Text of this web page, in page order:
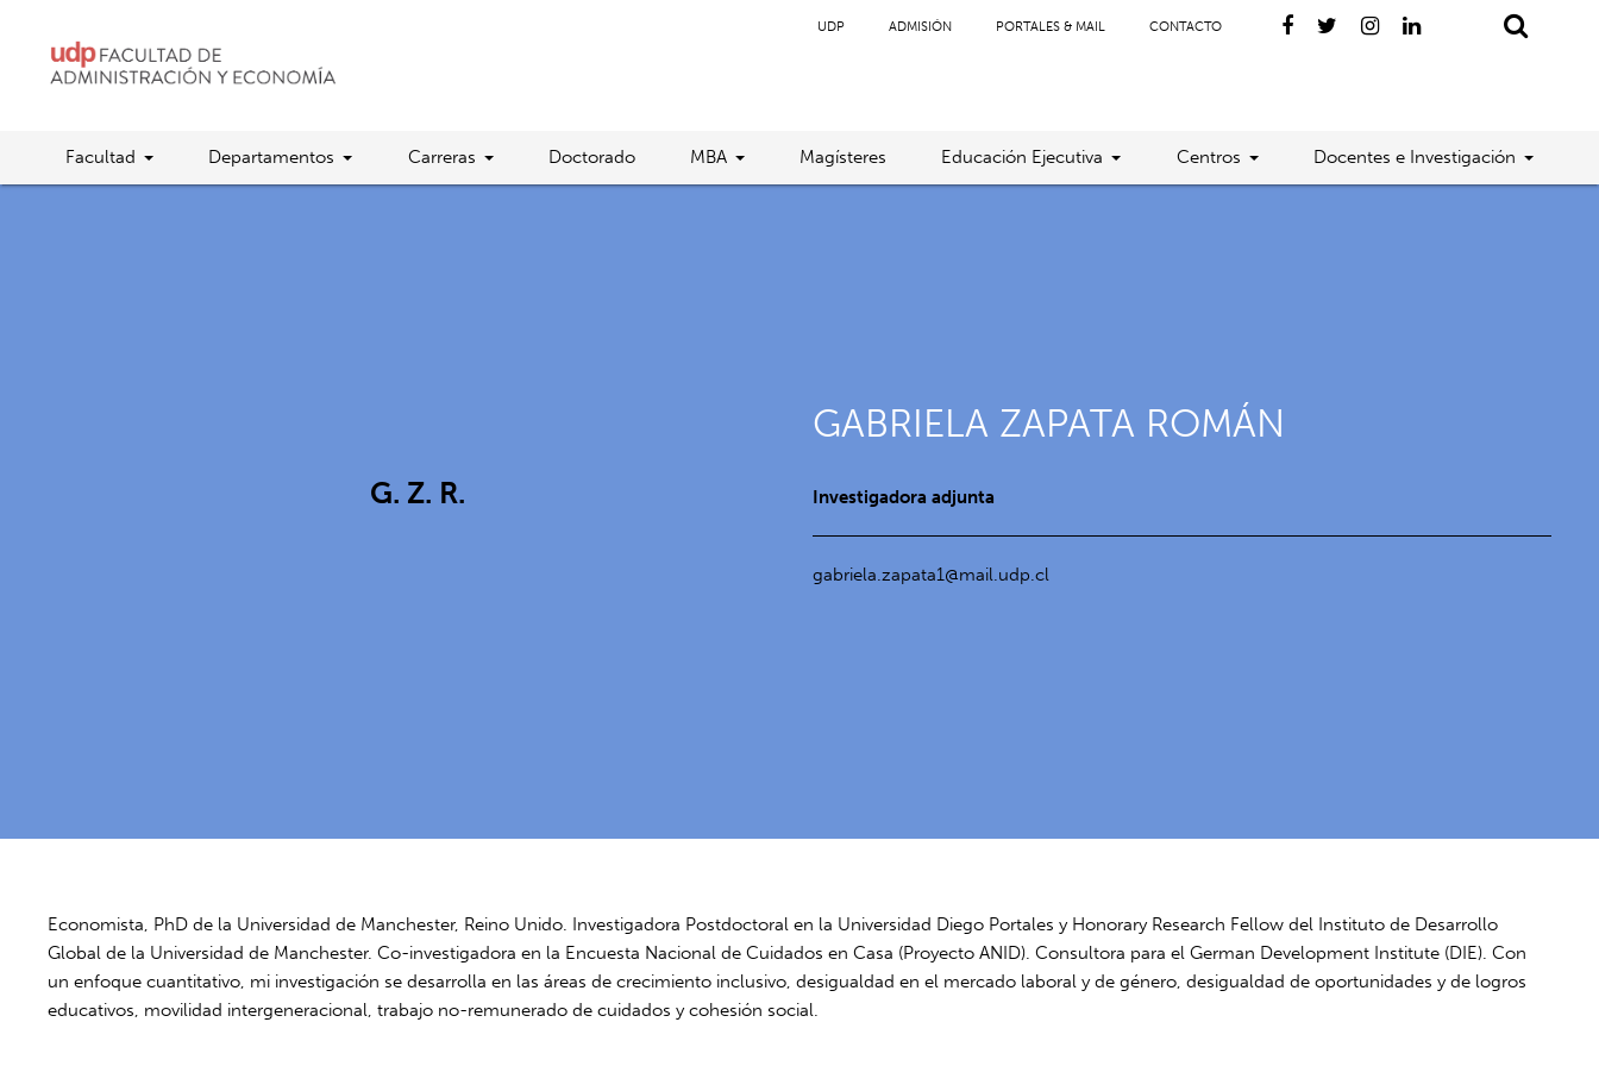
UDP ADMISIÓN PORTALES & MAIL CONTACTO
Facultad Departamentos Carreras Doctorado MBA Magísteres Educación Ejecutiva Centros Docentes e Investigación
G. Z. R.
GABRIELA ZAPATA ROMÁN
Investigadora adjunta
gabriela.zapata1@mail.udp.cl
Economista, PhD de la Universidad de Manchester, Reino Unido. Investigadora Postdoctoral en la Universidad Diego Portales y Honorary Research Fellow del Instituto de Desarrollo
Global de la Universidad de Manchester. Co-investigadora en la Encuesta Nacional de Cuidados en Casa (Proyecto ANID). Consultora para el German Development Institute (DIE). Con
un enfoque cuantitativo, mi investigación se desarrolla en las áreas de crecimiento inclusivo, desigualdad en el mercado laboral y de género, desigualdad de oportunidades y de logros
educativos, movilidad intergeneracional, trabajo no-remunerado de cuidados y cohesión social.